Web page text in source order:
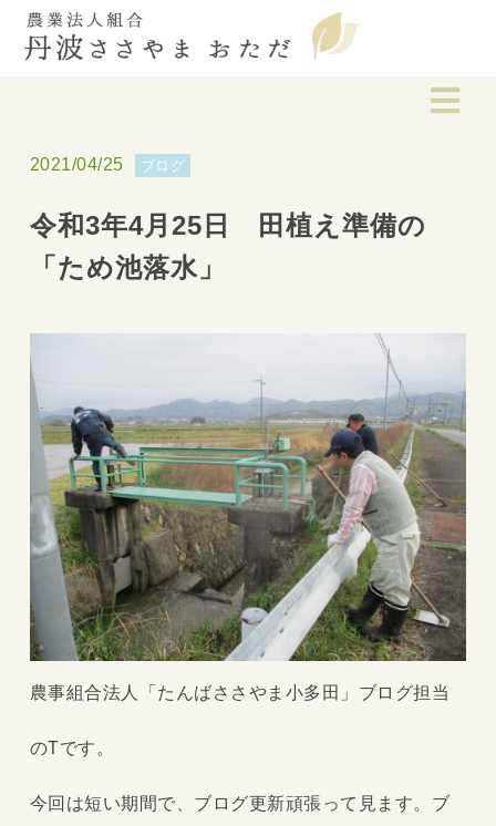
2021/04/25 ブログ
令和3年4月25日 田植え準備の
「ため池落水」
農事組合法人「たんばささやま小多田」ブログ担当
のTです。
今回は短い期間で、ブログ更新頑張って見ます。ブ